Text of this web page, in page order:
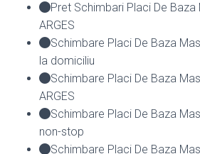
Pret Schimbari Placi De
ARGES
Schimbare Placi De Baza
la domiciliu
Schimbare Placi De Baza
ARGES
Schimbare Placi De Baza
non-stop
Schimbare Placi De Baza